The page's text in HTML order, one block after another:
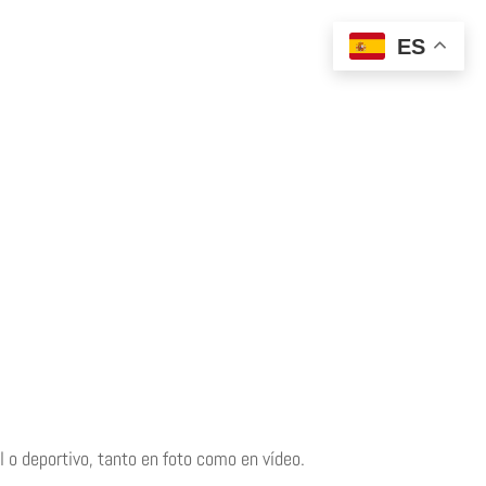
deportivo, tanto en foto como en vídeo.
ES